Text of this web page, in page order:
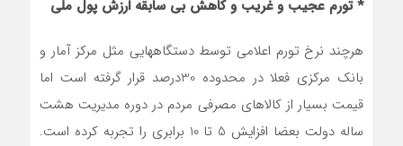
* تورم عجیب و غریب و کاهش بی سابقه ارزش پول ملی
هرچند نرخ تورم اعلامی توسط دستگاههایی مثل مرکز آمار و
بانک مرکزی فعلا در محدوده 30درصد قرار گرفته است اما
قیمت بسیار از کالاهای مصرفی مردم در دوره مدیریت هشت
ساله دولت بعضا افزایش 5 تا 10 برابری را تجربه کرده است.